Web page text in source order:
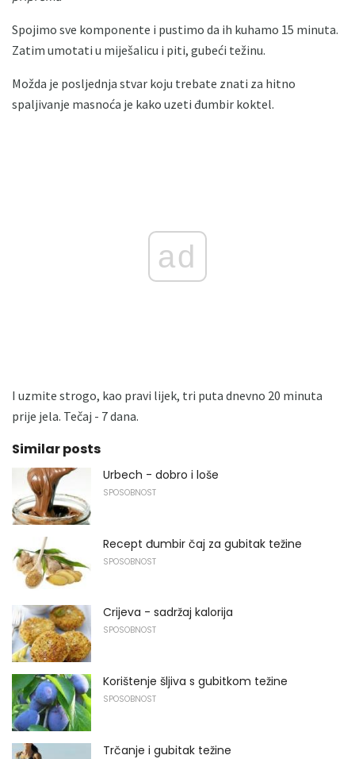
Spojimo sve komponente i pustimo da ih kuhamo 15 minuta.
Zatim umotati u miješalicu i piti, gubeći težinu.
Možda je posljednja stvar koju trebate znati za hitno
spaljivanje masnoća je kako uzeti đumbir koktel.
ad
I uzmite strogo, kao pravi lijek, tri puta dnevno 20 minuta
prije jela. Tečaj - 7 dana.
Similar posts
Urbech - dobro i loše
SPOSOBNOST
Recept đumbir čaj za gubitak težine
SPOSOBNOST
Crijeva - sadržaj kalorija
SPOSOBNOST
Korištenje šljiva s gubitkom težine
SPOSOBNOST
Trčanje i gubitak težine